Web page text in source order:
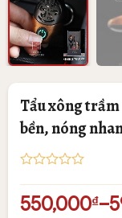
Tẩu xông
bền, nóng
đánh giá
550,000₫–
Khoảng